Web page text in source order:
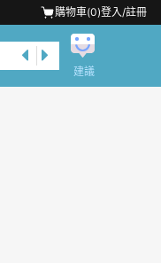
購物車(0)登入/註冊
建議